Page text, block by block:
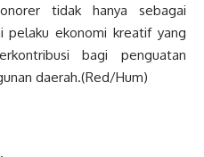
tidak hanya sebagai
pelaku ekonomi kreatif yang
bagi penguatan
daerah.(Red/Hum)